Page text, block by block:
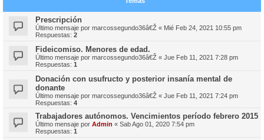
Prescripción
Último mensaje por marcossegundo36â€Ž « Mié Feb 24, 2021 10:55 pm
Respuestas: 2
Fideicomiso. Menores de edad.
Último mensaje por marcossegundo36â€Ž « Jue Feb 11, 2021 7:28 pm
Respuestas: 1
Donación con usufructo y posterior insanía mental de
donante
Último mensaje por marcossegundo36â€Ž « Jue Feb 11, 2021 7:24 pm
Respuestas: 4
Trabajadores autónomos. Vencimientos período febrero 2015
Último mensaje por Admin « Sab Ago 01, 2020 7:54 pm
Respuestas: 1